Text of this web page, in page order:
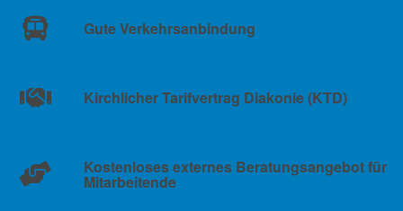
Gute Verkehrsanbindung
Kirchlicher Tarifvertrag Diakonie (KTD)
Kostenloses externes Beratungsangebot für
Mitarbeitende